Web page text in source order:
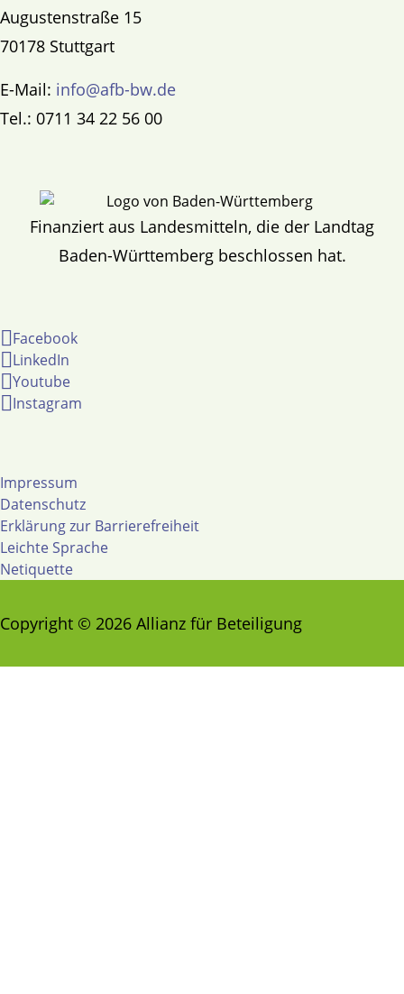
Augustenstraße 15
70178 Stuttgart
E-Mail: info@afb-bw.de
Tel.: 0711 34 22 56 00
Finanziert aus Landesmitteln, die der Landtag
Baden-Württemberg beschlossen hat.
Facebook
LinkedIn
Youtube
Instagram
Impressum
Datenschutz
Erklärung zur Barrierefreiheit
Leichte Sprache
Netiquette
Copyright © 2026 Allianz für Beteiligung